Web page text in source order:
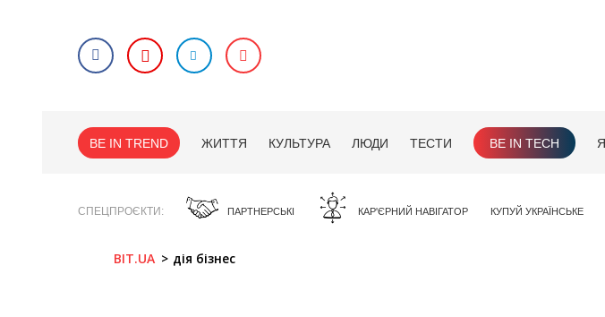
BE IN TREND ЖИТТЯ КУЛЬТУРА ЛЮДИ ТЕСТИ BE IN TECH
СПЕЦПРОЄКТИ ПАРТНЕРСЬКІ КАР'ЄРНИЙ НАВІГАТОР КУПУЙ УКРАЇНСЬКЕ
BIT.UA дія бізнес